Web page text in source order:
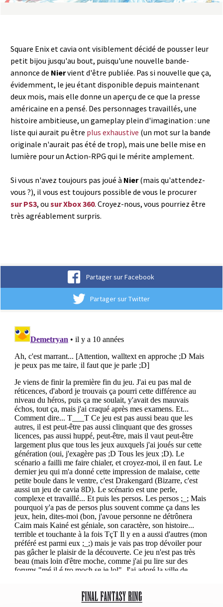
Square Enix et cavia ont visiblement décidé de pousser leur
petit bijou jusqu'au bout, puisqu'une nouvelle bande-
annonce de Niervient d'être publiée. Pas si nouvelle que ça,
évidemment, le jeu étant disponible depuis maintenant
deux mois, mais elle donne un aperçu de ce que la presse
américaine en a pensé. Des personnages travaillés, une
histoire ambitieuse, un gameplay plein d'imagination : une
liste qui aurait pu être plus exhaustive (un mot sur la bande
originale n'aurait pas été de trop), mais une belle mise en
lumière pour un Action-RPG qui le mérite amplement.
Si vous n'avez toujours pas joué à Nier(mais qu'attendez-
vous ?), il vous est toujours possible de vous le procurer
sur PS3, ou sur Xbox 360. Croyez-nous, vous pourriez être
très agréablement surpris.
Partager sur Facebook
Partager sur Twitter